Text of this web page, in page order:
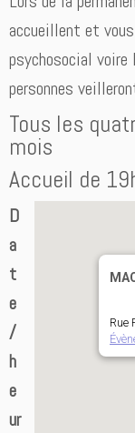
accueillent et
psychosocial voire
personnes
Tous les
mois
Accueil de
Rue
D
a
t
e
/
h
e
ur